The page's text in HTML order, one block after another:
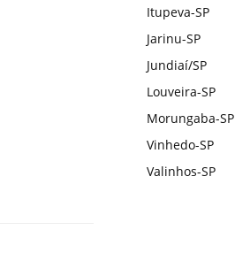
Itupeva-SP
Jarinu-SP
Jundiaí/SP
Louveira-SP
Morungaba-SP
Vinhedo-SP
Valinhos-SP